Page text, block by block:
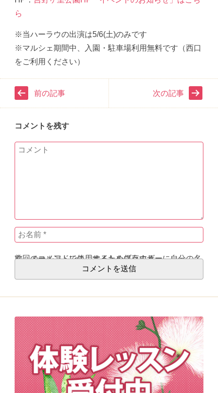
ら
※当ハーラウの出演は5/6(土)のみです
※マルシェ期間中、入園・駐車場利用無料です（西口
をご利用ください）
前の記事 次の記事
コメントを残す
次回のコメントで使用するためブラウザーに自分の名前、メールアドレス、サイトを保存する。